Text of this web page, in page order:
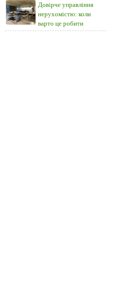
Довірче управління
нерухомістю: коли
варто це робити